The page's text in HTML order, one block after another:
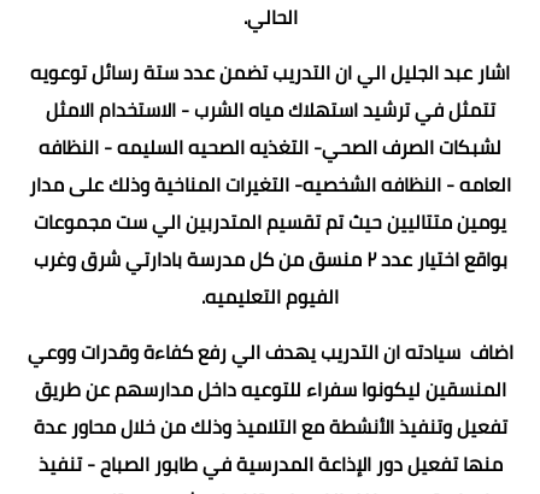
الحالي.
اشار عبد الجليل الي ان التدريب تضمن عدد ستة رسائل توعويه
تتمثل في ترشيد استهلاك مياه الشرب - الاستخدام الامثل
لشبكات الصرف الصحي- التغذيه الصحيه السليمه - النظافه
العامه - النظافه الشخصيه- التغيرات المناخية وذلك على مدار
يومين متتاليين حيث تم تقسيم المتدربين الي ست مجموعات
بواقع اختيار عدد ٢ منسق من كل مدرسة بادارتي شرق وغرب
الفيوم التعليميه.
اضاف سيادته ان التدريب يهدف الي رفع كفاءة وقدرات ووعي
المنسقين ليكونوا سفراء للتوعيه داخل مدارسهم عن طريق
تفعيل وتنفيذ الأنشطة مع التلاميذ وذلك من خلال محاور عدة
منها تفعيل دور الإذاعة المدرسية في طابور الصباح - تنفيذ